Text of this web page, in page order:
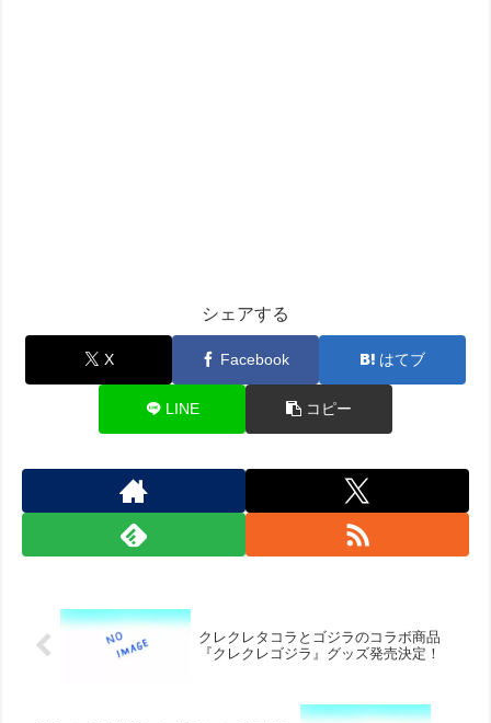
シェアする
X Facebook はてブ
LINE コピー
クレクレタコラとゴジラのコラボ商品
『クレクレゴジラ』グッズ発売決定！